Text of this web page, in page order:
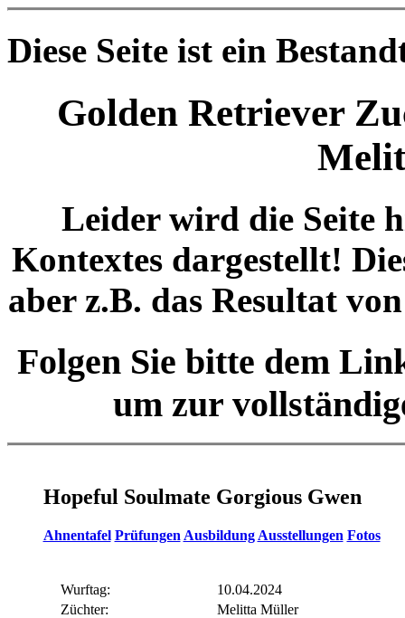
Diese Seite ist ein
Golden Retriever
Leider wird die Seite
Kontextes dargestellt!
aber z.B. das Resultat
Folgen Sie bitte dem
um zur
Hopeful Soulmate Gorgious Gwen
Ahnentafel Prüfungen Ausbildung Ausstellungen Fotos
Wurftag:
10.04.2024
Züchter:
Melitta Müller